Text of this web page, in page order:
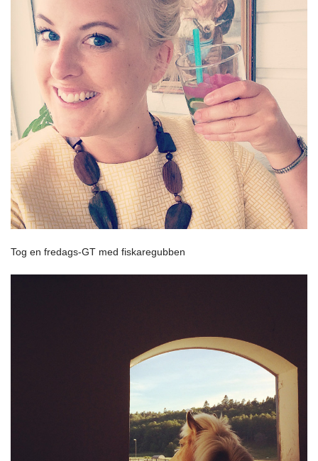
Tog en fredags-GT med fiskaregubben